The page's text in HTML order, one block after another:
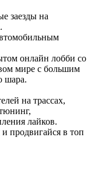
заезды на
онлайн лобби со
мире с большим
шара.
на трассах,
лайков.
продвигайся в топ